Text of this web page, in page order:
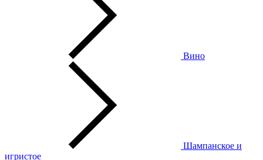
Вино
Шампанское и
игристое